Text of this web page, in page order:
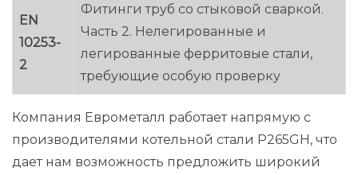
EN
10253-
2
Фитинги труб со стыковой сваркой.
Часть 2. Нелегированные и
легированные ферритовые стали,
требующие особую проверку
Компания Еврометалл работает напрямую с
производителями котельной стали P265GH, что
дает нам возможность предложить широкий